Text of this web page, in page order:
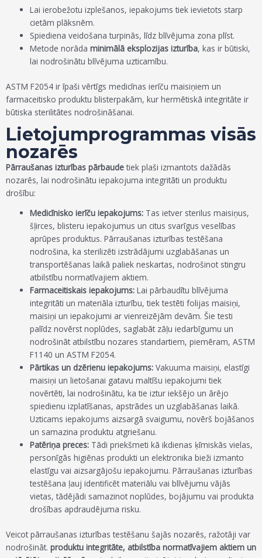
Lai ierobežotu izplešanos, iepakojums tiek ievietots starp
cietām plāksnēm.
Spiediena veidošana turpinās, līdz blīvējuma zona plīst.
Metode norādaminimālā eksplozijas izturība, kas ir būtiski,
lai nodrošinātu blīvējuma uzticamību.
ASTM F2054 ir īpaši vērtīgs medicīnas ierīču maisiņiem un
farmaceitisko produktu blisterpakām, kur hermētiskā integritāte ir
būtiska sterilitātes nodrošināšanai.
Lietojumprogrammas visās
nozarēs
Pārraušanas izturības pārbaude tiek plaši izmantots dažādās
nozarēs, lai nodrošinātu iepakojuma integritāti un produktu
drošību:
Medicīnisko ierīču iepakojums: Tas ietver sterilus maisiņus,
šļirces, blisteru iepakojumus un citus svarīgus veselības
aprūpes produktus. Pārraušanas izturības testēšana
nodrošina, ka sterilizēti izstrādājumi uzglabāšanas un
transportēšanas laikā paliek neskartas, nodrošinot stingru
atbilstību normatīvajiem aktiem.
Farmaceitiskais iepakojums: Lai pārbaudītu blīvējuma
integritāti un materiāla izturību, tiek testēti folijas maisiņi,
maisiņi un iepakojumi ar vienreizējām devām. Šie testi
palīdz novērst noplūdes, saglabāt zāļu iedarbīgumu un
nodrošināt atbilstību nozares standartiem, piemēram, ASTM
F1140 un ASTM F2054.
Pārtikas un dzērienu iepakojums: Vakuuma maisiņi, elastīgi
maisiņi un lietošanai gatavu maltīšu iepakojumi tiek
novērtēti, lai nodrošinātu, ka tie iztur iekšējo un ārējo
spiedienu izplatīšanas, apstrādes un uzglabāšanas laikā.
Uzticams iepakojums aizsargā svaigumu, novērš bojāšanos
un samazina produktu atgriešanu.
Patēriņa preces: Tādi priekšmeti kā ikdienas ķīmiskās vielas,
personīgās higiēnas produkti un elektronika bieži izmanto
elastīgu vai aizsargājošu iepakojumu. Pārraušanas izturības
testēšana ļauj identificēt materiālu vai blīvējumu vājās
vietas, tādējādi samazinot noplūdes, bojājumu vai produkta
drošības apdraudējuma risku.
Veicot pārraušanas izturības testēšanu šajās nozarēs, ražotāji var
nodrošināt. produktu integritāte, atbilstība normatīvajiem aktiem un